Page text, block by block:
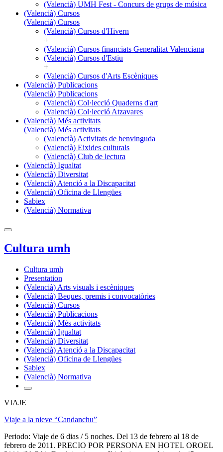
(Valencià) UMH Fest - Concurs de grups de música
(Valencià) Cursos
(Valencià) Cursos
(Valencià) Cursos d'Hivern
+
(Valencià) Cursos financiats Generalitat Valenciana
(Valencià) Cursos d'Estiu
+
(Valencià) Cursos d'Arts Escèniques
(Valencià) Publicacions
(Valencià) Publicacions
(Valencià) Col·lecció Quaderns d'art
(Valencià) Col·lecció Atzavares
(Valencià) Més activitats
(Valencià) Més activitats
(Valencià) Activitats de benvinguda
(Valencià) Eixides culturals
(Valencià) Club de lectura
(Valencià) Igualtat
(Valencià) Diversitat
(Valencià) Atenció a la Discapacitat
(Valencià) Oficina de Llengües
Sabiex
(Valencià) Normativa
Cultura umh
Cultura umh
Presentation
(Valencià) Arts visuals i escèniques
(Valencià) Beques, premis i convocatòries
(Valencià) Cursos
(Valencià) Publicacions
(Valencià) Més activitats
(Valencià) Igualtat
(Valencià) Diversitat
(Valencià) Atenció a la Discapacitat
(Valencià) Oficina de Llengües
Sabiex
(Valencià) Normativa
VIAJE
Viaje a la nieve “Candanchu”
Periodo: Viaje de 6 dias / 5 noches. Del 13 de febrero al 18 de
febrero de 2011. PRECIO POR PERSONA EN HOTEL OROEL